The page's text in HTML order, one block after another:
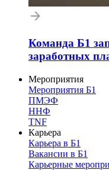
Команда Б1
заработных
Мероприятия
Мероприятия Б1
ПМЭФ
ННФ
TNF
Карьера
Карьера в Б1
Вакансии в Б1
Карьерные